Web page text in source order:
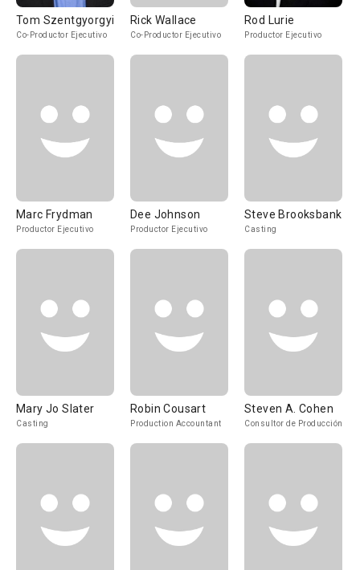
Tom Szentgyorgyi
Co-Productor Ejecutivo
Rick Wallace
Co-Productor Ejecutivo
Rod Lurie
Productor Ejecutivo
Marc Frydman
Productor Ejecutivo
Dee Johnson
Productor Ejecutivo
Steve Brooksbank
Casting
Mary Jo Slater
Casting
Robin Cousart
Production Accountant
Steven A. Cohen
Consultor de Producción